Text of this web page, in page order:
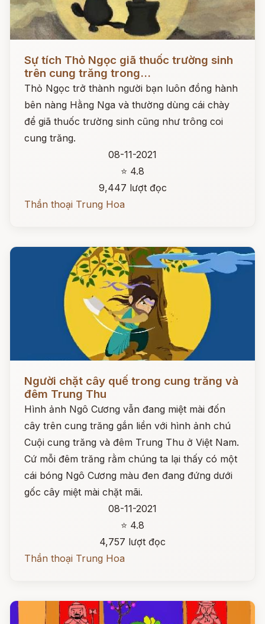
Sự tích Thỏ Ngọc giã thuốc trường sinh
trên cung trăng trong...
Thỏ Ngọc trở thành người bạn luôn đồng hành
bên nàng Hằng Nga và thường dùng cái chày
để giã thuốc trường sinh cũng như trông coi
cung trăng.
08-11-2021
⭐ 4.8
9,447 lượt đọc
Thần thoại Trung Hoa
Người chặt cây quế trong cung trăng và
đêm Trung Thu
Hình ảnh Ngô Cương vẫn đang miệt mài đốn
cây trên cung trăng gắn liền với hình ảnh chú
Cuội cung trăng và đêm Trung Thu ở Việt Nam.
Cứ mỗi đêm trăng rằm chúng ta lại thấy có một
cái bóng Ngô Cương màu đen đang đứng dưới
gốc cây miệt mài chặt mãi.
08-11-2021
⭐ 4.8
4,757 lượt đọc
Thần thoại Trung Hoa